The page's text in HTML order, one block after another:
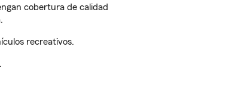
cobertura de calidad
recreativos.